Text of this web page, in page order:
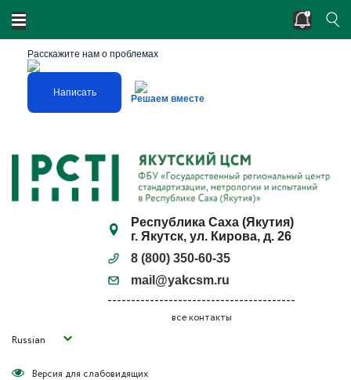
Двойные стандарты? Нарушено единство
Расскажите нам о проблемах
Написать
Решаем вместе
Республика Саха (Якутия)
г. Якутск, ул. Кирова, д. 26
8 (800) 350-60-35
mail@yakcsm.ru
все контакты
Russian
Версия для слабовидящих